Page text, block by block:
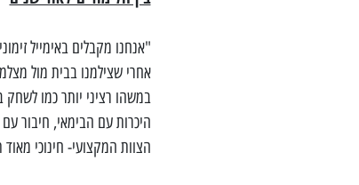
"אנחנו מקבלים באימייל
אחרי שצילמנו בבית מול
במשהו רציני יותר כמו לשחק
היכרות עם הבימאי, חיבור
הצוות המקצועי- חינוכי מאוד